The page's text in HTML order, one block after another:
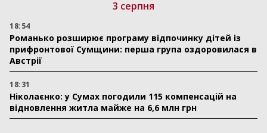
3 серпня
18:54
Романько розширює програму відпочинку дітей із
прифронтової Сумщини: перша група оздоровилася в
Австрії
18:31
Ніколаєнко: у Сумах погодили 115 компенсацій на
відновлення житла майже на 6,6 млн грн